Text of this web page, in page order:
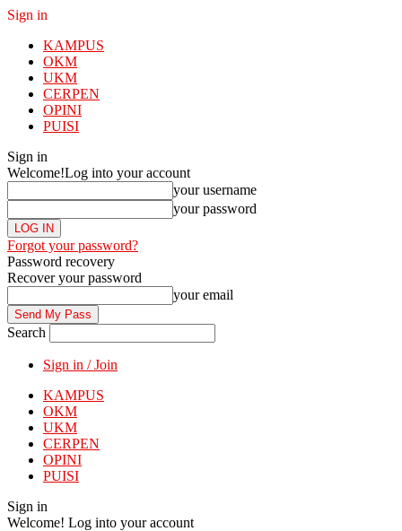
Sign in
KAMPUS
OKM
UKM
CERPEN
OPINI
PUISI
Sign in
Welcome!Log into your account
your username
your password
Forgot your password?
Password recovery
Recover your password
your email
Search
Sign in / Join
KAMPUS
OKM
UKM
CERPEN
OPINI
PUISI
Sign in
Welcome! Log into your account